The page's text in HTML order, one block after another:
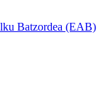
Batzordea (EAB)